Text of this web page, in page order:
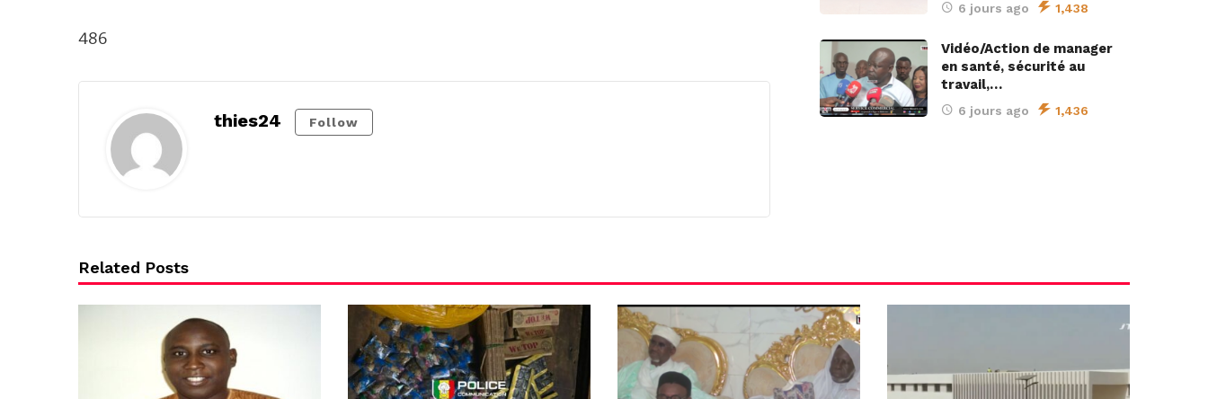
486
thies24 Follow
6 jours ago 1,438
Vidéo/Action de manager
en santé, sécurité au
travail,…
6 jours ago 1,436
Related Posts